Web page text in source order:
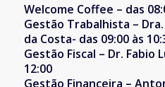
Welcome Coffee – das
Gestão Trabalhista –
da Costa- das 09:00 às
Gestão Fiscal – Dr. Fabio
12:00
Gestão Financeira –